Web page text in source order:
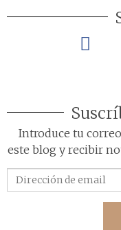
Introduce tu
este blog y recibir